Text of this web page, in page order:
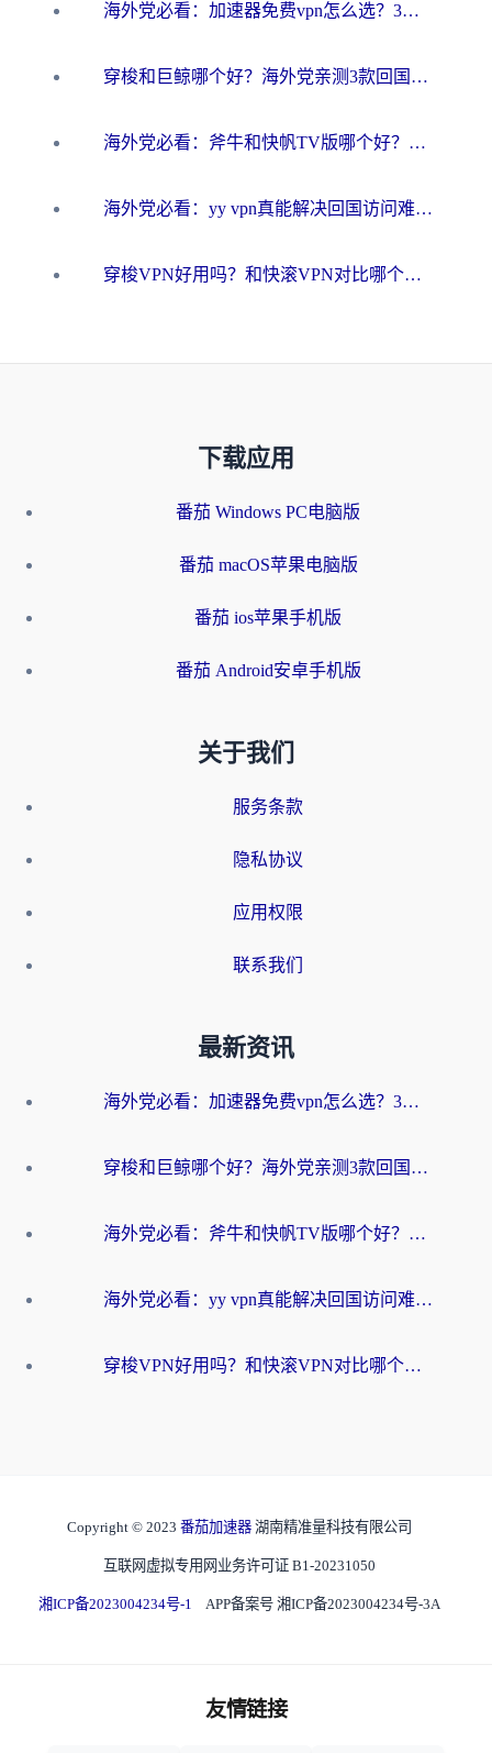
海外党必看：加速器免费vpn怎么选？3步教你无缝访问国内资源
穿梭和巨鲸哪个好？海外党亲测3款回国加速器，教你避开90%的坑
海外党必看：斧牛和快帆TV版哪个好？3分钟选对回国加速器，无缝刷B站、追热剧
海外党必看：yy vpn真能解决回国访问难题？附云极initap测评+免费方案对比
穿梭VPN好用吗？和快滚VPN对比哪个回国效果更好？海外党选回国加速器必看指南
下载应用
番茄 Windows PC电脑版
番茄 macOS苹果电脑版
番茄 ios苹果手机版
番茄 Android安卓手机版
关于我们
服务条款
隐私协议
应用权限
联系我们
最新资讯
海外党必看：加速器免费vpn怎么选？3步教你无缝访问国内资源
穿梭和巨鲸哪个好？海外党亲测3款回国加速器，教你避开90%的坑
海外党必看：斧牛和快帆TV版哪个好？3分钟选对回国加速器，无缝刷B站、追热剧
海外党必看：yy vpn真能解决回国访问难题？附云极initap测评+免费方案对比
穿梭VPN好用吗？和快滚VPN对比哪个回国效果更好？海外党选回国加速器必看指南
Copyright © 2023 番茄加速器 湖南精准量科技有限公司
互联网虚拟专用网业务许可证 B1-20231050
湘ICP备2023004234号-1 APP备案号 湘ICP备2023004234号-3A
友情链接